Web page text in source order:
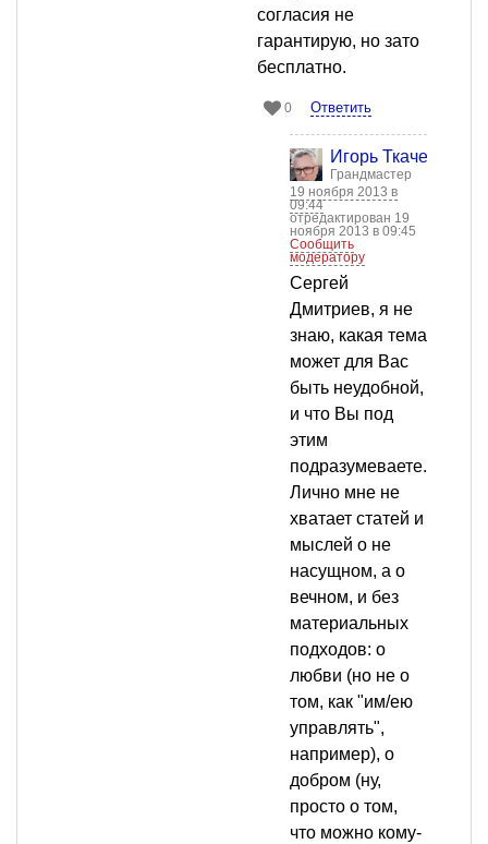
согласия не
гарантирую, но зато
бесплатно.
0 Ответить
Игорь Ткачев
Грандмастер
19 ноября 2013 в
09:44
отредактирован 19
ноября 2013 в 09:45
Сообщить
модератору
Сергей
Дмитриев, я не
знаю, какая тема
может для Вас
быть неудобной,
и что Вы под
этим
подразумеваете.
Лично мне не
хватает статей и
мыслей о не
насущном, а о
вечном, и без
материальных
подходов: о
любви (но не о
том, как "им/ею
управлять",
например), о
добром (ну,
просто о том,
что можно кому-